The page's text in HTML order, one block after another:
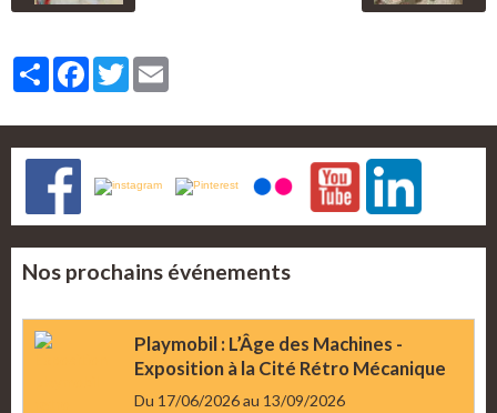
PartagerFacebook
Twitter
Nos prochains événements
Playmobil : L’Âge des Machines -
Exposition à la Cité Rétro Mécanique
Du 17/06/2026au 13/09/2026